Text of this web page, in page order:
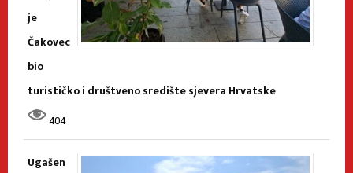
je
Čakovec
bio
turističko i društveno središte sjevera Hrvatske
404
Ugašen